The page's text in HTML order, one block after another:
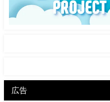
広告